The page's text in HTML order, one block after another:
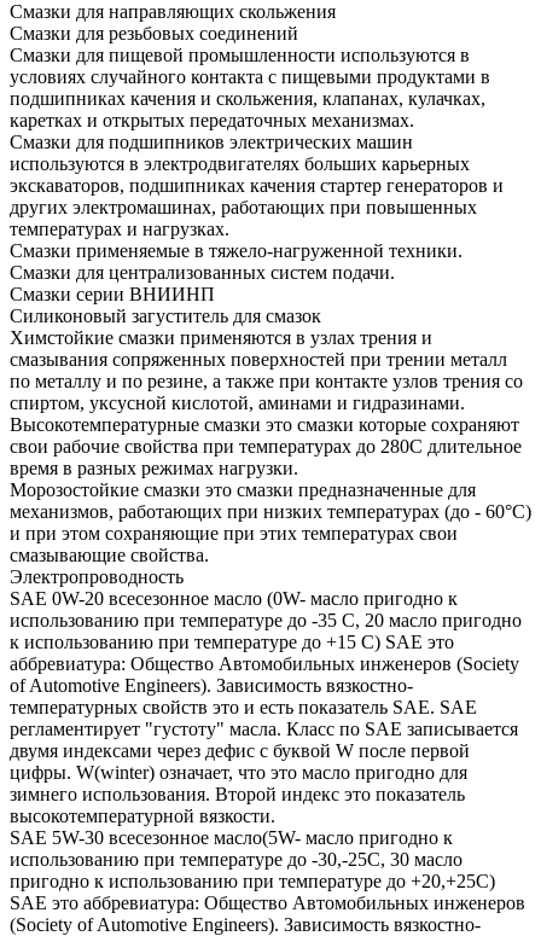
Смазки для направляющих скольжения
Смазки для резьбовых соединений
Смазки для пищевой промышленности используются в
условиях случайного контакта с пищевыми продуктами в
подшипниках качения и скольжения, клапанах, кулачках,
каретках и открытых передаточных механизмах.
Смазки для подшипников электрических машин
используются в электродвигателях больших карьерных
экскаваторов, подшипниках качения стартер генераторов и
других электромашинах, работающих при повышенных
температурах и нагрузках.
Смазки применяемые в тяжело-нагруженной техники.
Смазки для централизованных систем подачи.
Смазки серии ВНИИНП
Силиконовый загуститель для смазок
Химстойкие смазки применяются в узлах трения и
смазывания сопряженных поверхностей при трении металл
по металлу и по резине, а также при контакте узлов трения со
спиртом, уксусной кислотой, аминами и гидразинами.
Высокотемпературные смазки это смазки которые сохраняют
свои рабочие свойства при температурах до 280С длительное
время в разных режимах нагрузки.
Морозостойкие смазки это смазки предназначенные для
механизмов, работающих при низких температурах (до - 60°С)
и при этом сохраняющие при этих температурах свои
смазывающие свойства.
Электропроводность
SAE 0W-20 всесезонное масло (0W- масло пригодно к
использованию при температуре до -35 С, 20 масло пригодно
к использованию при температуре до +15 С) SAE это
аббревиатура: Общество Автомобильных инженеров (Society
of Automotive Engineers). Зависимость вязкостно-
температурных свойств это и есть показатель SAE. SAE
регламентирует "густоту" масла. Класс по SAE записывается
двумя индексами через дефис с буквой W после первой
цифры. W(winter) означает, что это масло пригодно для
зимнего использования. Второй индекс это показатель
высокотемпературной вязкости.
SAE 5W-30 всесезонное масло(5W- масло пригодно к
использованию при температуре до -30,-25С, 30 масло
пригодно к использованию при температуре до +20,+25С)
SAE это аббревиатура: Общество Автомобильных инженеров
(Society of Automotive Engineers). Зависимость вязкостно-